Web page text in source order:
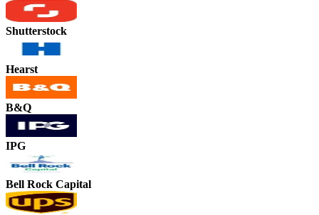
Shutterstock
Hearst
B&Q
IPG
Bell Rock Capital